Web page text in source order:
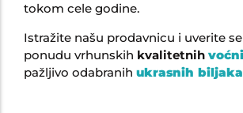
tokom cele godine.
Istražite našu prodavnicu i uverite
ponudu vrhunskih kvalitetnih
pažljivo odabranih ukrasnih biljaka